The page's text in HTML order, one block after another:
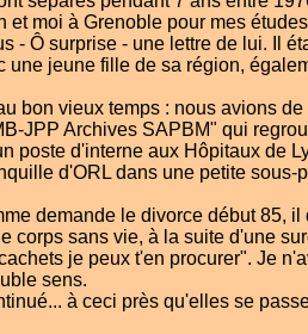
et moi à Grenoble pour mes
- Ô surprise - une lettre de lui. Il
une jeune fille de sa région,
bon vieux temps : nous avions
JPP Archives SAPBM" qui
poste d'interne aux Hôpitaux de
d'ORL dans une petite
demande le divorce début 85,
corps sans vie, à la suite d'une
je peux t'en procurer". Je
sens.
à ceci près qu'elles se